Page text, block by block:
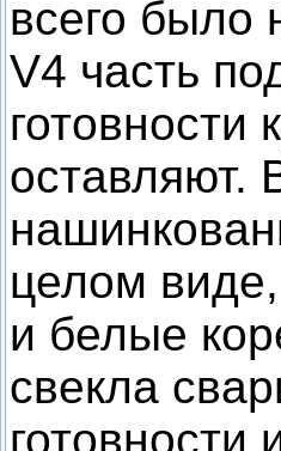
всего было
V4 часть
оставляют.
целом
и белые
свекла